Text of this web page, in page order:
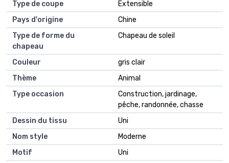
Type de coupe
Extensible
Pays d'origine
Chine
Type de forme du
chapeau
Chapeau de soleil
Couleur
gris clair
Thème
Animal
Type occasion
Construction, jardinage,
pêche, randonnée, chasse
Dessin du tissu
Uni
Nom style
Moderne
Motif
Uni